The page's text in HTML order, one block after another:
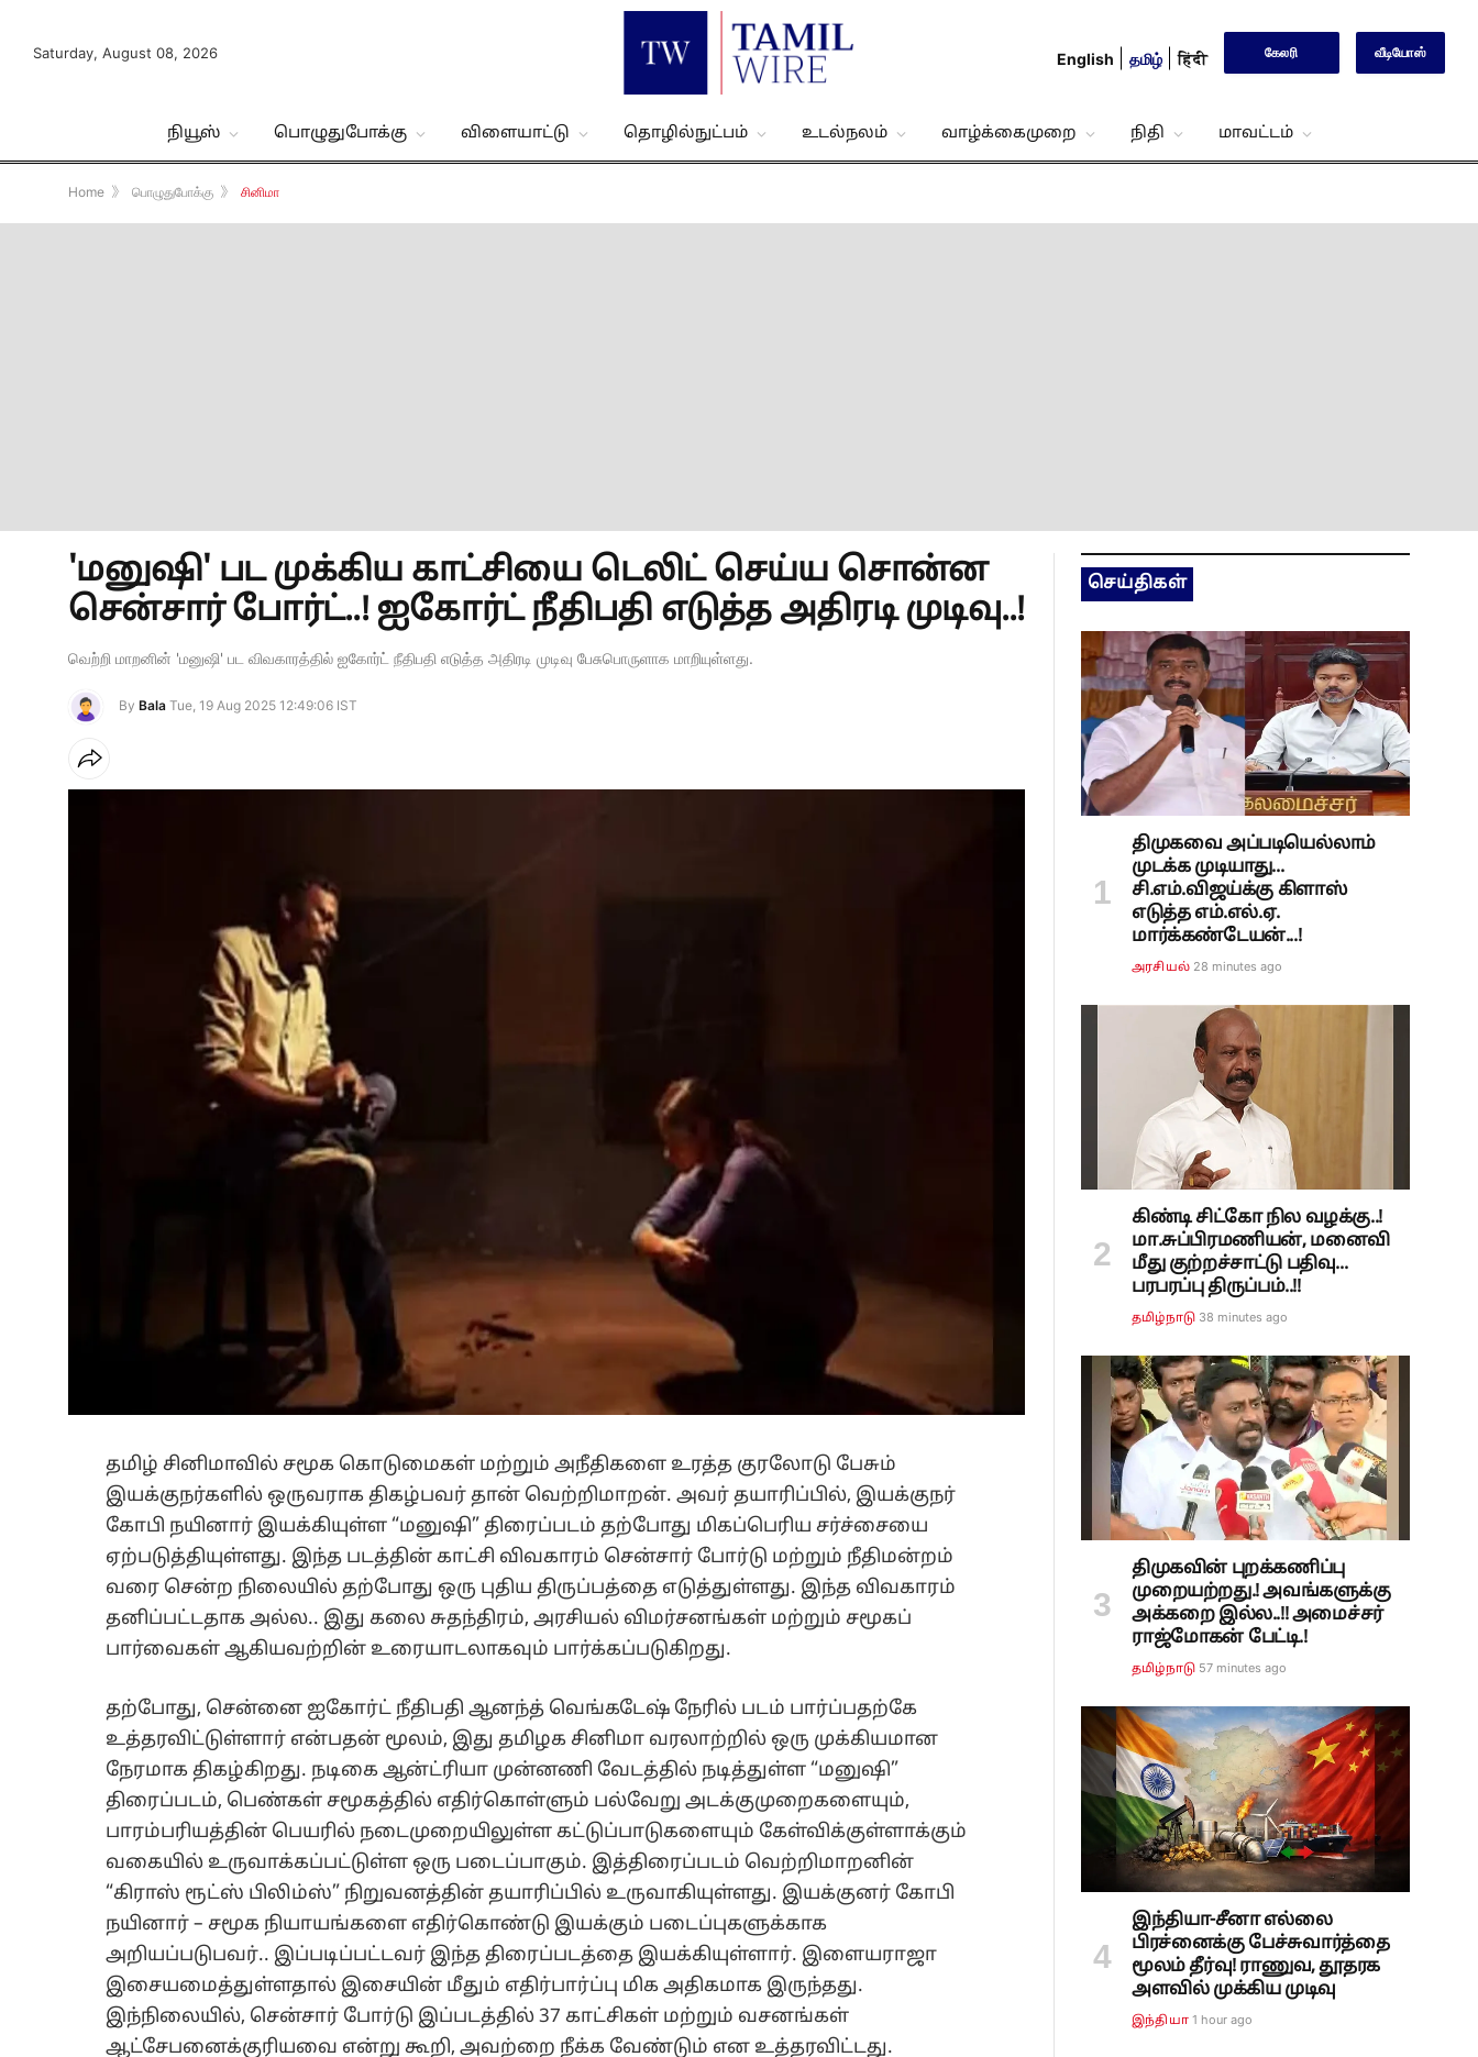
Saturday, August 08, 2026 English தமிழ் हिंदी கேலரி வீடியோஸ்
நியூஸ் பொழுதுபோக்கு விளையாட்டு தொழில்நுட்பம் உடல்நலம் வாழ்க்கைமுறை நிதி மாவட்டம்
Home 》 பொழுதுபோக்கு 》 சினிமா
'மனுஷி' பட முக்கிய காட்சியை டெலிட் செய்ய சொன்ன
சென்சார் போர்ட்..! ஐகோர்ட் நீதிபதி எடுத்த அதிரடி முடிவு..!
வெற்றி மாறனின் 'மனுஷி' பட விவகாரத்தில் ஐகோர்ட் நீதிபதி எடுத்த அதிரடி முடிவு பேசுபொருளாக மாறியுள்ளது.
By Bala Tue, 19 Aug 2025 12:49:06 IST
தமிழ் சினிமாவில் சமூக கொடுமைகள் மற்றும் அநீதிகளை உரத்த குரலோடு பேசும்
இயக்குநர்களில் ஒருவராக திகழ்பவர் தான் வெற்றிமாறன். அவர் தயாரிப்பில், இயக்குநர்
கோபி நயினார் இயக்கியுள்ள “மனுஷி” திரைப்படம் தற்போது மிகப்பெரிய சர்ச்சையை
ஏற்படுத்தியுள்ளது. இந்த படத்தின் காட்சி விவகாரம் சென்சார் போர்டு மற்றும் நீதிமன்றம்
வரை சென்ற நிலையில் தற்போது ஒரு புதிய திருப்பத்தை எடுத்துள்ளது. இந்த விவகாரம்
தனிப்பட்டதாக அல்ல.. இது கலை சுதந்திரம், அரசியல் விமர்சனங்கள் மற்றும் சமூகப்
பார்வைகள் ஆகியவற்றின் உரையாடலாகவும் பார்க்கப்படுகிறது.
தற்போது, சென்னை ஐகோர்ட் நீதிபதி ஆனந்த் வெங்கடேஷ் நேரில் படம் பார்ப்பதற்கே
உத்தரவிட்டுள்ளார் என்பதன் மூலம், இது தமிழக சினிமா வரலாற்றில் ஒரு முக்கியமான
நேரமாக திகழ்கிறது. நடிகை ஆன்ட்ரியா முன்னணி வேடத்தில் நடித்துள்ள “மனுஷி”
திரைப்படம், பெண்கள் சமூகத்தில் எதிர்கொள்ளும் பல்வேறு அடக்குமுறைகளையும்,
பாரம்பரியத்தின் பெயரில் நடைமுறையிலுள்ள கட்டுப்பாடுகளையும் கேள்விக்குள்ளாக்கும்
வகையில் உருவாக்கப்பட்டுள்ள ஒரு படைப்பாகும். இத்திரைப்படம் வெற்றிமாறனின்
“கிராஸ் ரூட்ஸ் பிலிம்ஸ்” நிறுவனத்தின் தயாரிப்பில் உருவாகியுள்ளது. இயக்குனர் கோபி
நயினார் – சமூக நியாயங்களை எதிர்கொண்டு இயக்கும் படைப்புகளுக்காக
அறியப்படுபவர்.. இப்படிப்பட்டவர் இந்த திரைப்படத்தை இயக்கியுள்ளார். இளையராஜா
இசையமைத்துள்ளதால் இசையின் மீதும் எதிர்பார்ப்பு மிக அதிகமாக இருந்தது.
இந்நிலையில், சென்சார் போர்டு இப்படத்தில் 37 காட்சிகள் மற்றும் வசனங்கள்
ஆட்சேபனைக்குரியவை என்று கூறி, அவற்றை நீக்க வேண்டும் என உத்தரவிட்டது.
செய்திகள்
திமுகவை அப்படியெல்லாம்
முடக்க முடியாது...
சி.எம்.விஜய்க்கு கிளாஸ்
எடுத்த எம்.எல்.ஏ.
மார்க்கண்டேயன்...!
அரசியல் 28 minutes ago
கிண்டி சிட்கோ நில வழக்கு..!
மா.சுப்பிரமணியன், மனைவி
மீது குற்றச்சாட்டு பதிவு...
பரபரப்பு திருப்பம்..!!
தமிழ்நாடு 38 minutes ago
திமுகவின் புறக்கணிப்பு
முறையற்றது.! அவங்களுக்கு
அக்கறை இல்ல..!! அமைச்சர்
ராஜ்மோகன் பேட்டி.!
தமிழ்நாடு 57 minutes ago
இந்தியா-சீனா எல்லை
பிரச்னைக்கு பேச்சுவார்த்தை
மூலம் தீர்வு! ராணுவ, தூதரக
அளவில் முக்கிய முடிவு
இந்தியா 1 hour ago